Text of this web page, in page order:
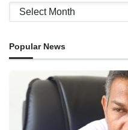
Archives
Popular News